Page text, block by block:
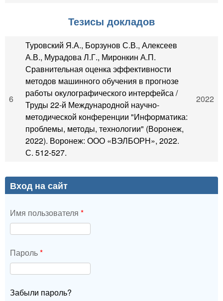
Тезисы докладов
6
Туровский Я.А., Борзунов С.В., Алексеев
А.В., Мурадова Л.Г., Миронкин А.П.
Сравнительная оценка эффективности
методов машинного обучения в прогнозе
работы окулографического интерфейса /
Труды 22-й Международной научно-
методической конференции "Информатика:
проблемы, методы, технологии" (Воронеж,
2022). Воронеж: ООО «ВЭЛБОРН», 2022.
С. 512-527.
2022
Вход на сайт
Имя пользователя *
Пароль*
Забыли пароль?